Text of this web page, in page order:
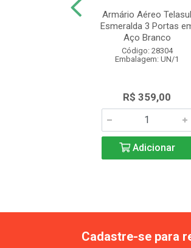
Armário Aéreo Telasul
Esmeralda 3 Portas
Aço Branco
Código: 28304
Embalagem: UN/1
R$ 359,00
Adicionar
Cadastre-se para